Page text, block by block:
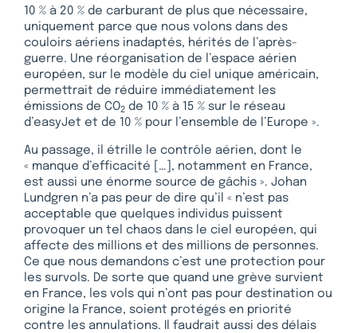
10 % à 20 % de carburant de plus que nécessaire,
uniquement parce que nous volons dans des
couloirs aériens inadaptés, hérités de l’après-
guerre. Une réorganisation de l’espace aérien
européen, sur le modèle du ciel unique américain,
permettrait de réduire immédiatement les
émissions de CO2 de 10 % à 15 % sur le réseau
d’easyJet et de 10 % pour l’ensemble de l’Europe ».
Au passage, il étrille le contrôle aérien, dont le
« manque d’efficacité […], notamment en France,
est aussi une énorme source de gâchis ». Johan
Lundgren n’a pas peur de dire qu’il « n’est pas
acceptable que quelques individus puissent
provoquer un tel chaos dans le ciel européen, qui
affecte des millions et des millions de personnes.
Ce que nous demandons c’est une protection pour
les survols. De sorte que quand une grève survient
en France, les vols qui n’ont pas pour destination ou
origine la France, soient protégés en priorité
contre les annulations. Il faudrait aussi des délais